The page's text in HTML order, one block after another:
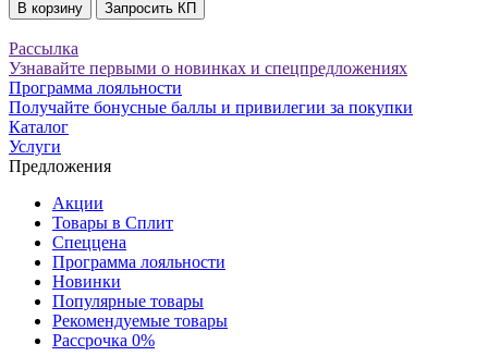
В корзину Запросить КП
Рассылка
Узнавайте первыми о новинках и спецпредложениях
Программа лояльности
Получайте бонусные баллы и привилегии за покупки
Каталог
Услуги
Предложения
Акции
Товары в Сплит
Спеццена
Программа лояльности
Новинки
Популярные товары
Рекомендуемые товары
Рассрочка 0%